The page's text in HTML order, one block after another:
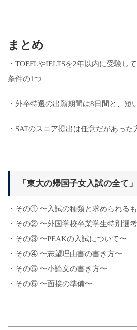
まとめ
・TOEFLやIELTSを2年以内に受験し
条件の1つ
・外卒特選の出願期間は8日間と、短
・SATのスコア提出は任意だがあった
「東大の帰国子女入試の全て
・ その① 〜入試の種類と求められる
・その② 〜外国学校卒業学生特別選
・ その③ 〜PEAKの入試について〜
・ その④ 〜志望理由書の書き方〜
・ その⑤ 〜小論文の書き方〜
・ その⑥ 〜面接の準備〜